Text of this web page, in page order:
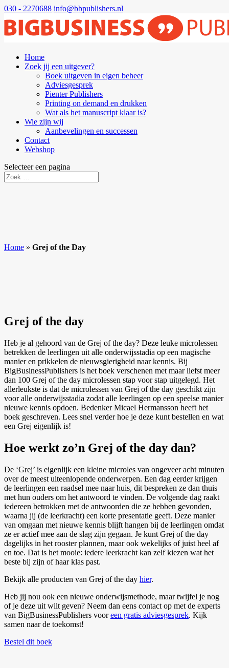
030 - 2270688 info@bbpublishers.nl
Home
Zoek jij een uitgever?
Boek uitgeven in eigen beheer
Adviesgesprek
Pienter Publishers
Printing on demand en drukken
Wat als het manuscript klaar is?
Wie zijn wij
Aanbevelingen en successen
Contact
Webshop
Selecteer een pagina
Home » Grej of the Day
Grej of the day
Heb je al gehoord van de Grej of the day? Deze leuke microlessen
betrekken de leerlingen uit alle onderwijsstadia op een magische
manier en prikkelen de nieuwsgierigheid naar kennis. Bij
BigBusinessPublishers is het boek verschenen met maar liefst meer
dan 100 Grej of the day microlessen stap voor stap uitgelegd. Het
allerleukste is dat de microlessen van Grej of the day geschikt zijn
voor alle onderwijsstadia zodat alle leerlingen op een speelse manier
nieuwe kennis opdoen. Bedenker Micael Hermansson heeft het
boek geschreven. Lees snel verder hoe je deze kunt bestellen en wat
een Grej eigenlijk is!
Hoe werkt zo’n Grej of the day dan?
De ‘Grej’ is eigenlijk een kleine microles van ongeveer acht minuten
over de meest uiteenlopende onderwerpen. Een dag eerder krijgen
de leerlingen een raadsel mee naar huis, dit bespreken ze dan thuis
met hun ouders om het antwoord te vinden. De volgende dag raakt
iedereen betrokken met de antwoorden die ze hebben gevonden,
waarna jij (de leerkracht) een korte presentatie geeft. Deze manier
van omgaan met nieuwe kennis blijft hangen bij de leerlingen omdat
ze er actief mee aan de slag zijn gegaan. Je kunt Grej of the day
dagelijks in het rooster plannen, maar ook wekelijks of juist heel af
en toe. Dat is het mooie: iedere leerkracht kan zelf kiezen wat het
beste bij zijn of haar klas past.
Bekijk alle producten van Grej of the day hier.
Heb jij nou ook een nieuwe onderwijsmethode, maar twijfel je nog
of je deze uit wilt geven? Neem dan eens contact op met de experts
van BigBusinessPublishers vooreen gratis adviesgesprek. Kijk
samen naar de toekomst!
Bestel dit boek